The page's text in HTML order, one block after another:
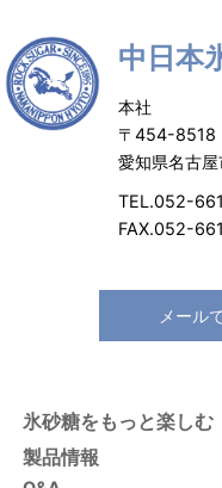
中日本
本社
〒454-8518
愛知県名古
TEL.052-
FAX.052-
メール
氷砂糖をもっと楽しむ
製品情報